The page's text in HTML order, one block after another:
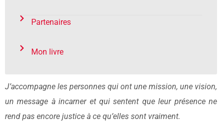
Partenaires
Mon livre
J’accompagne les personnes qui ont une mission, une vision,
un message à incarner et qui sentent que leur présence ne
rend pas encore justice à ce qu’elles sont vraiment.